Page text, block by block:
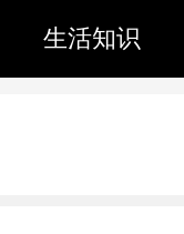
生活知识